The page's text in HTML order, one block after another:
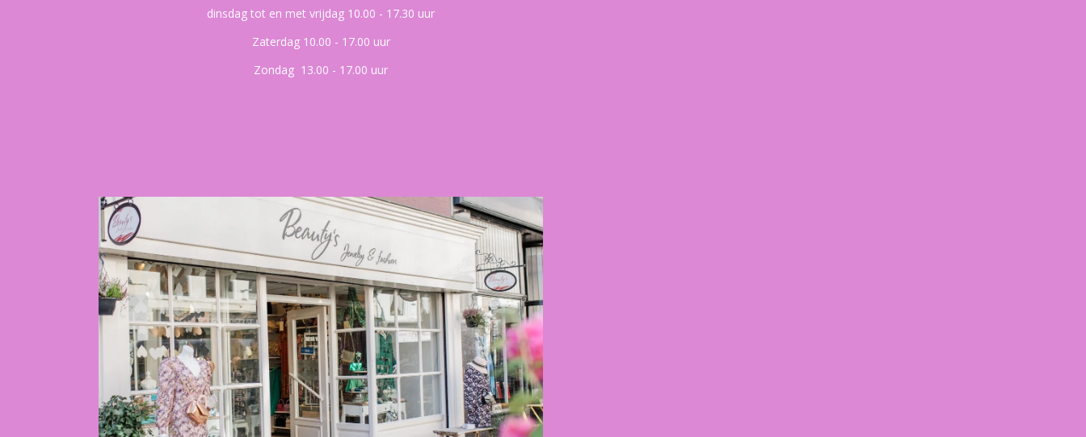
dinsdag tot en met vrijdag 10.00 - 17.30 uur
Zaterdag 10.00 - 17.00 uur
Zondag 13.00 - 17.00 uur